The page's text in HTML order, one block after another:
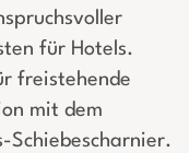
für Hotels.
freistehende
mit dem
Schiebescharnier.